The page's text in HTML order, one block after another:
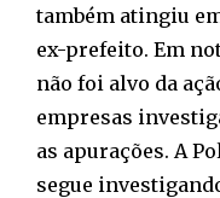
também atingiu
ex-prefeito. Em
não foi alvo da
empresas
as apurações. A
segue